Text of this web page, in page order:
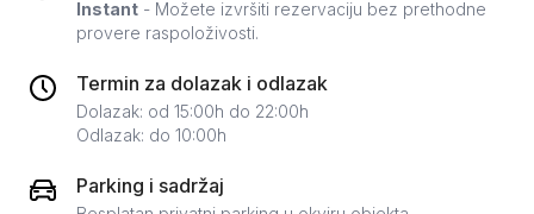
Instant - Možete izvršiti rezervaciju bez prethodne
provere raspoloživosti.
Termin za dolazak i odlazak
Dolazak: od 15:00h do 22:00h
Odlazak: do 10:00h
Parking i sadržaj